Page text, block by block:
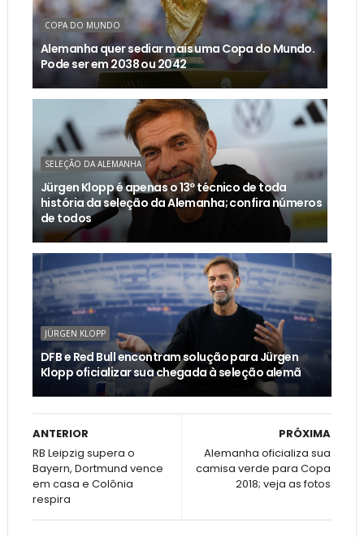
COPA DO MUNDO
Alemanha quer sediar mais uma Copa do Mundo.
Pode ser em 2038 ou 2042
SELEÇÃO DA ALEMANHA
Jürgen Klopp é apenas o 13º técnico de toda
história da seleção da Alemanha; confira números
de todos
JÜRGEN KLOPP
DFB e Red Bull encontram solução para Jürgen
Klopp oficializar sua chegada à seleção alemã
PRÓXIMA
Alemanha oficializa sua
camisa verde para Copa
2018; veja as fotos
ANTERIOR
RB Leipzig supera o
Bayern, Dortmund vence
em casa e Colônia
respira